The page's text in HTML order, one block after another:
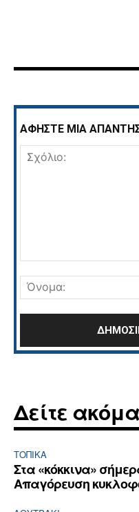
ΑΦΗΣΤΕ ΜΙΑ
Δείτε ακόμα
ΤΟΠΙΚΑ
Στα «κόκκινα»
Απαγόρευση